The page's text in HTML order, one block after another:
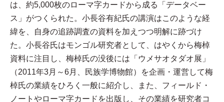
は、約5,000枚のローマ字カードから成る「データベー
ス」がつくられた。小長谷有紀氏の講演はこのような経
緯を、自身の追跡調査の資料を加えつつ明解に跡づけ
た。小長谷氏はモンゴル研究者として、はやくから梅棹
資料に注目し、梅棹氏の没後には「ウメサオタダオ展」
（2011年3月～6月、民族学博物館）を企画・運営して梅
棹氏の業績をひろく一般に紹介し、また、フィールド・
ノートやローマ字カードを出版し、その業績を研究者コ